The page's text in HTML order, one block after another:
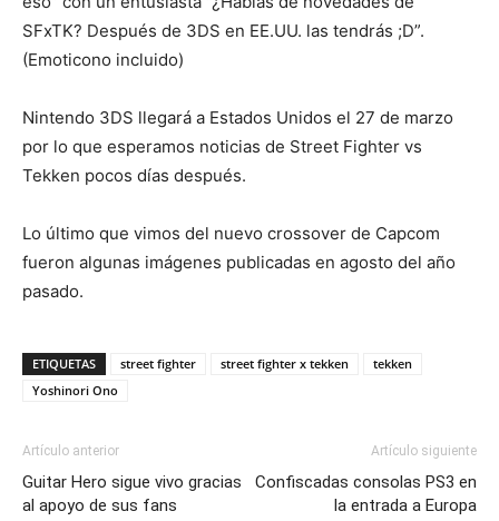
SFxTK? Después de 3DS en EE.UU. las tendrás ;D”.
(Emoticono incluido)
Nintendo 3DS llegará a Estados Unidos el 27 de marzo
por lo que esperamos noticias de Street Fighter vs
Tekken pocos días después.
Lo último que vimos del nuevo crossover de Capcom
fueron algunas imágenes publicadas en agosto del año
pasado.
ETIQUETAS street fighter street fighter x tekken
tekken
Yoshinori Ono
Artículo anterior
Guitar Hero sigue vivo gracias
al apoyo de sus fans
Artículo siguiente
Confiscadas consolas PS3 en
la entrada a Europa